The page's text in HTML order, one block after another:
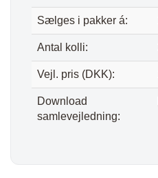
Sælges i pakker á:
Antal kolli:
Vejl. pris (DKK):
Download
samlevejledning: